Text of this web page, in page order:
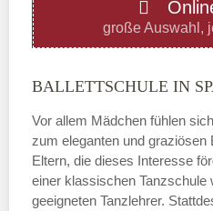
Donnerstag
Freitag
große Auswahl,
BALLETTSCHULE IN
Vor allem Mädchen fühlen
zum eleganten und graziösen
Eltern, die dieses Interesse
einer klassischen Tanzschule
geeigneten Tanzlehrer.